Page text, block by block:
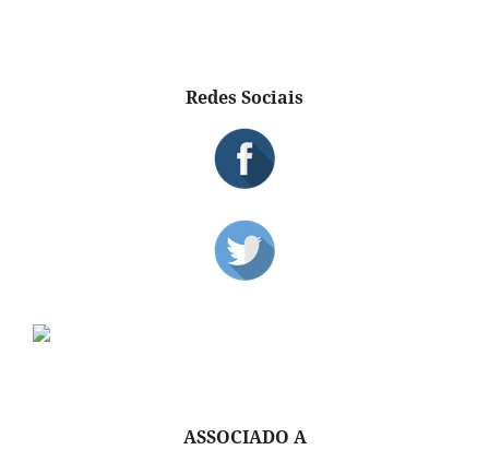
Redes Sociais
ASSOCIADO A